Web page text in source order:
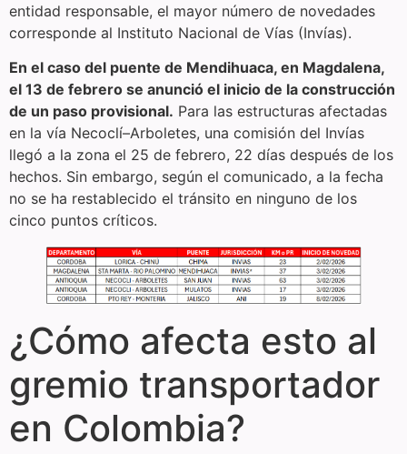
entidad responsable, el mayor número de novedades
corresponde al Instituto Nacional de Vías (Invías).
En el caso del puente de Mendihuaca, en Magdalena,
el 13 de febrero se anunció el inicio de la construcción
de un paso provisional. Para las estructuras afectadas
en la vía Necoclí–Arboletes, una comisión del Invías
llegó a la zona el 25 de febrero, 22 días después de los
hechos. Sin embargo, según el comunicado, a la fecha
no se ha restablecido el tránsito en ninguno de los
cinco puntos críticos.
¿Cómo afecta esto al
gremio transportador
en Colombia?